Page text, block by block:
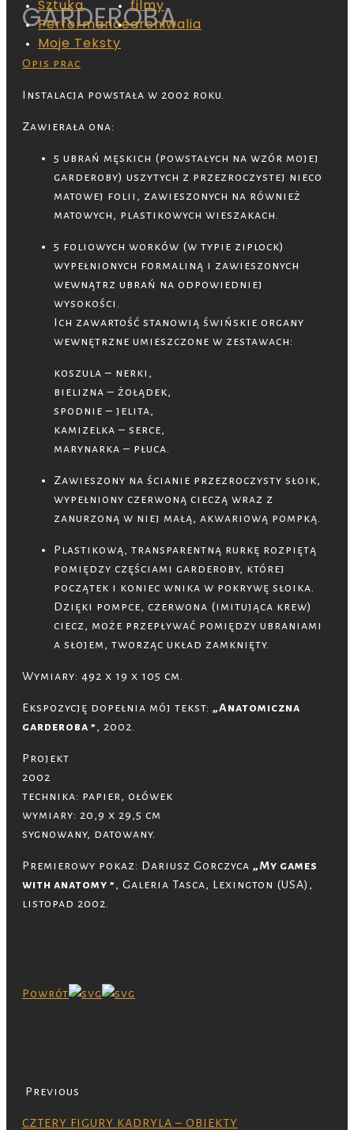
Sztuka
Performance
Moje Teksty
filmy
archiwalia
GARDEROBA
Opis prac
Instalacja powstała w 2002 roku.
Zawierała ona:
5 ubrań męskich (powstałych na wzór mojej
garderoby) uszytych z przezroczystej nieco
matowej folii, zawieszonych na również
matowych, plastikowych wieszakach.
5 foliowych worków (w typie ziplock)
wypełnionych formaliną i zawieszonych
wewnątrz ubrań na odpowiedniej
wysokości.
Ich zawartość stanowią świńskie organy
wewnętrzne umieszczone w zestawach:
koszula – nerki,
bielizna – żołądek,
spodnie – jelita,
kamizelka – serce,
marynarka – płuca.
Zawieszony na ścianie przezroczysty słoik,
wypełniony czerwoną cieczą wraz z
zanurzoną w niej małą, akwariową pompką.
Plastikową, transparentną rurkę rozpiętą
pomiędzy częściami garderoby, której
początek i koniec wnika w pokrywę słoika.
Dzięki pompce, czerwona (imitująca krew)
ciecz, może przepływać pomiędzy ubraniami
a słojem, tworząc układ zamknięty.
Wymiary: 492 x 19 x 105 cm.
Ekspozycję dopełnia mój tekst: „Anatomiczna
garderoba ” , 2002.
Projekt
2002
technika: papier, ołówek
wymiary: 20,9 x 29,5 cm
sygnowany, datowany.
Premierowy pokaz: Dariusz Gorczyca „My games
with anatomy ” , Galeria Tasca, Lexington (USA),
listopad 2002.
Powrót
Previous
CZTERY FIGURY KADRYLA – OBIEKTY